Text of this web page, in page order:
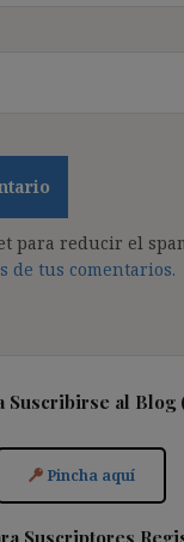
para reducir el
de tus comentarios.
Suscribirse al Blog
Pincha aquí
Suscriptores